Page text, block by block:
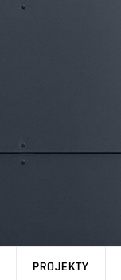
PROJEKTY